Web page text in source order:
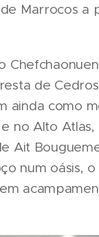
Marrocos
de
ainda como
no Alto
Ait
num oásis,